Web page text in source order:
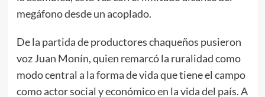
megáfono desde un acoplado.
De la partida de productores chaqueños pusieron
voz Juan Monín, quien remarcó la ruralidad como
modo central a la forma de vida que tiene el campo
como actor social y económico en la vida del país. A